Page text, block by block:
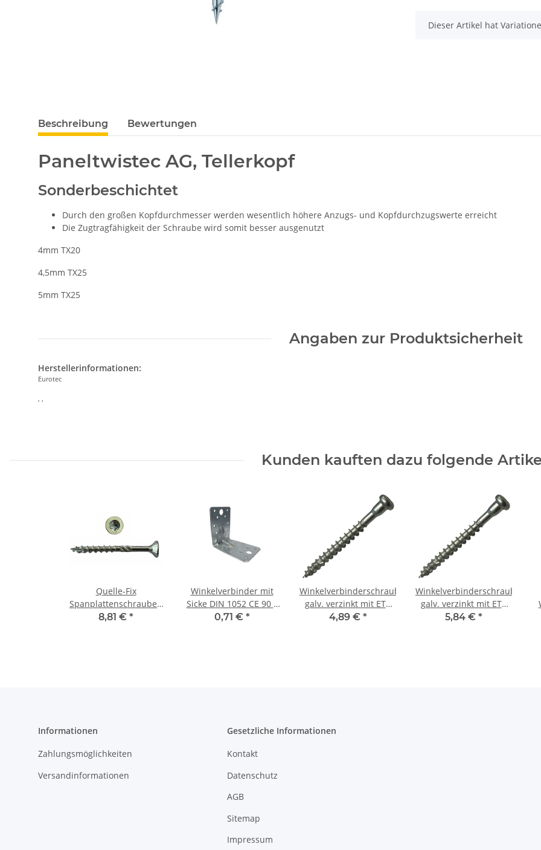
x
Dieser Artikel hat
Beschreibung Bewertungen
Paneltwistec AG, Tellerkopf
Sonderbeschichtet
Durch den großen Kopfdurchmesser werden wesentlich höhere Anzugs- und Kopfdurchzugswerte erreicht
Die Zugtragfähigkeit der Schraube wird somit besser ausgenutzt
4mm TX20
4,5mm TX25
5mm TX25
Angaben zur Produktsicherheit
Herstellerinformationen:
Eurotec
, ,
Kunden kauften dazu folgende
Quelle-Fix
Spanplattenschrauben
TX Torx Teilgewinde
8,81 € *
Winkelverbinder mit
Sicke DIN 1052 CE 90 x
90 x 65 x 2,5 mm (1)
0,71 € *
Winkelverbinderschrauben
galv. verzinkt mit ETA
TX 5x40 mm (100) Stück
4,89 € *
Winkelverbinderschrauben
galv. verzinkt mit ETA
TX 5x50 mm (100) Stück
5,84 € *
Informationen
Zahlungsmöglichkeiten
Versandinformationen
Gesetzliche Informationen
Kontakt
Datenschutz
AGB
Sitemap
Impressum